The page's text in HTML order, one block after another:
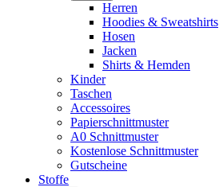
Herren
Hoodies & Sweatshirts
Hosen
Jacken
Shirts & Hemden
Kinder
Taschen
Accessoires
Papierschnittmuster
A0 Schnittmuster
Kostenlose Schnittmuster
Gutscheine
Stoffe